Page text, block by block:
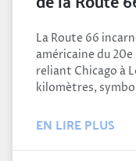
La Route 66
américaine du
reliant Chicago à
kilomètres,
EN LIRE PLUS